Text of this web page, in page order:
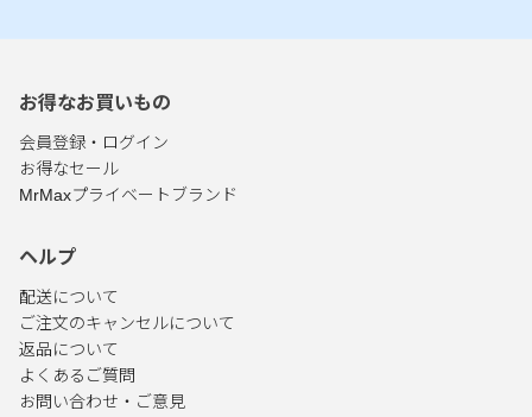
お得なお買いもの
会員登録・ログイン
お得なセール
MrMaxプライベートブランド
ヘルプ
配送について
ご注文のキャンセルについて
返品について
よくあるご質問
お問い合わせ・ご意見